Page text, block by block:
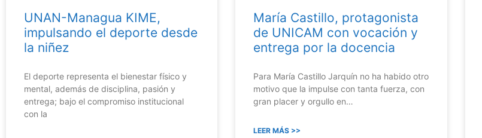
UNAN-Managua KIME,
impulsando el deporte desde
la niñez
El deporte representa el bienestar físico y
mental, además de disciplina, pasión y
entrega; bajo el compromiso institucional
con la
María Castillo, protagonista
de UNICAM con vocación y
entrega por la docencia
Para María Castillo Jarquín no ha habido otro
motivo que la impulse con tanta fuerza, con
gran placer y orgullo en…
LEER MÁS >>